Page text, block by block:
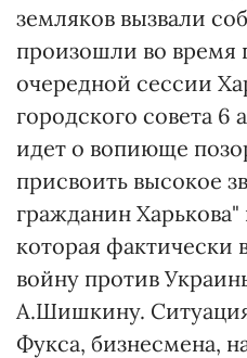
земляков вызвали
произошли во время
очередной сессии
городского совета 6
идет о вопиюще
присвоить высокое
гражданин
которая фактически
войну против
А.Шишкину.
Фукса, бизнесмена,